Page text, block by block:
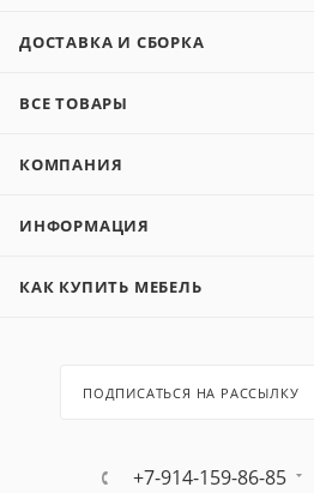
ДОСТАВКА И СБОРКА
ВСЕ ТОВАРЫ
КОМПАНИЯ
ИНФОРМАЦИЯ
КАК КУПИТЬ МЕБЕЛЬ
ПОДПИСАТЬСЯ НА РАССЫЛКУ
+7-914-159-86-85